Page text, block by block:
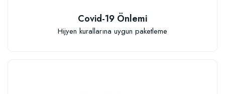
106,81 TL
Covid-19 Önlemi
Hijyen kurallarına uygun paketleme